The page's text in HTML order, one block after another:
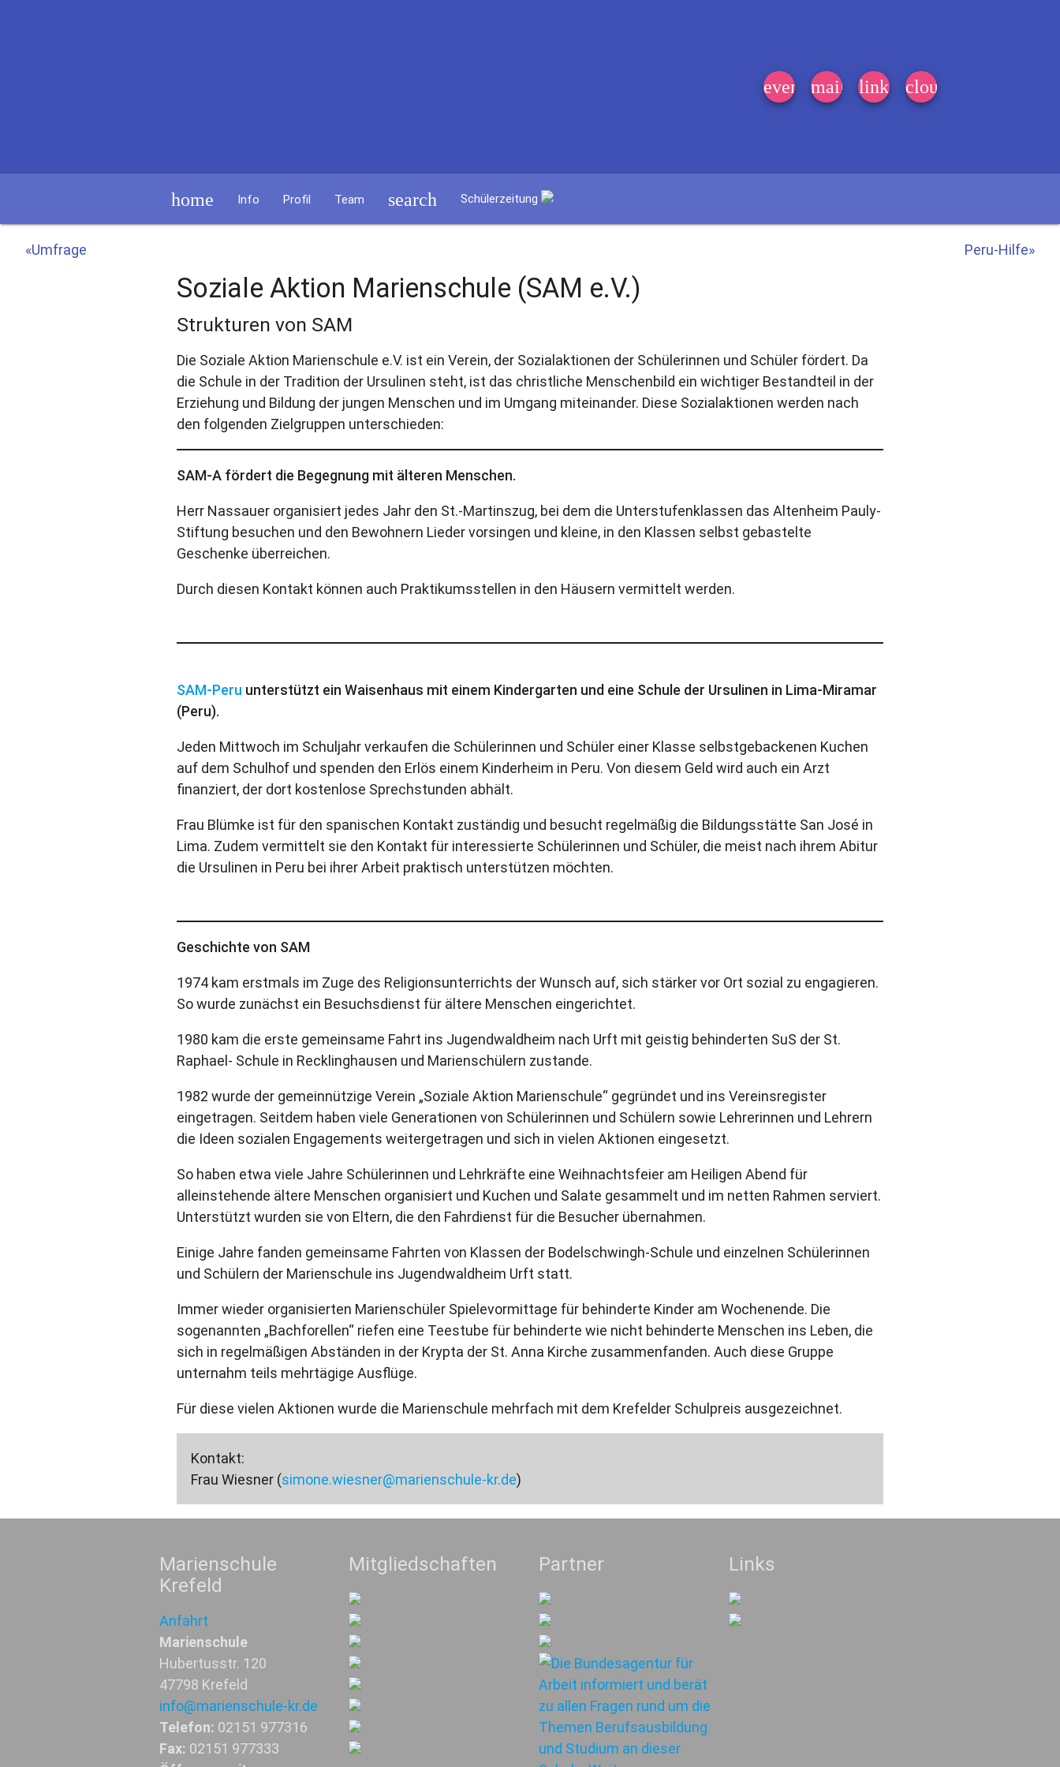
event_note
mail link cloud
home Info Profil Team search Schülerzeitung
«Umfrage Peru-Hilfe»
Soziale Aktion Marienschule (SAM e.V.)
Strukturen von SAM
Die Soziale Aktion Marienschule e.V. ist ein Verein, der Sozialaktionen der Schülerinnen und Schüler fördert. Da
die Schule in der Tradition der Ursulinen steht, ist das christliche Menschenbild ein wichtiger Bestandteil in der
Erziehung und Bildung der jungen Menschen und im Umgang miteinander. Diese Sozialaktionen werden nach
den folgenden Zielgruppen unterschieden:
SAM-A fördert die Begegnung mit älteren Menschen.
Herr Nassauer organisiert jedes Jahr den St.-Martinszug, bei dem die Unterstufenklassen das Altenheim Pauly-
Stiftung besuchen und den Bewohnern Lieder vorsingen und kleine, in den Klassen selbst gebastelte
Geschenke überreichen.
Durch diesen Kontakt können auch Praktikumsstellen in den Häusern vermittelt werden.
SAM-Peru unterstützt ein Waisenhaus mit einem Kindergarten und eine Schule der Ursulinen in Lima-Miramar
(Peru).
Jeden Mittwoch im Schuljahr verkaufen die Schülerinnen und Schüler einer Klasse selbstgebackenen Kuchen
auf dem Schulhof und spenden den Erlös einem Kinderheim in Peru. Von diesem Geld wird auch ein Arzt
finanziert, der dort kostenlose Sprechstunden abhält.
Frau Blümke ist für den spanischen Kontakt zuständig und besucht regelmäßig die Bildungsstätte San José in
Lima. Zudem vermittelt sie den Kontakt für interessierte Schülerinnen und Schüler, die meist nach ihrem Abitur
die Ursulinen in Peru bei ihrer Arbeit praktisch unterstützen möchten.
Geschichte von SAM
1974 kam erstmals im Zuge des Religionsunterrichts der Wunsch auf, sich stärker vor Ort sozial zu engagieren.
So wurde zunächst ein Besuchsdienst für ältere Menschen eingerichtet.
1980 kam die erste gemeinsame Fahrt ins Jugendwaldheim nach Urft mit geistig behinderten SuS der St.
Raphael- Schule in Recklinghausen und Marienschülern zustande.
1982 wurde der gemeinnützige Verein „Soziale Aktion Marienschule“ gegründet und ins Vereinsregister
eingetragen. Seitdem haben viele Generationen von Schülerinnen und Schülern sowie Lehrerinnen und Lehrern
die Ideen sozialen Engagements weitergetragen und sich in vielen Aktionen eingesetzt.
So haben etwa viele Jahre Schülerinnen und Lehrkräfte eine Weihnachtsfeier am Heiligen Abend für
alleinstehende ältere Menschen organisiert und Kuchen und Salate gesammelt und im netten Rahmen serviert.
Unterstützt wurden sie von Eltern, die den Fahrdienst für die Besucher übernahmen.
Einige Jahre fanden gemeinsame Fahrten von Klassen der Bodelschwingh-Schule und einzelnen Schülerinnen
und Schülern der Marienschule ins Jugendwaldheim Urft statt.
Immer wieder organisierten Marienschüler Spielevormittage für behinderte Kinder am Wochenende. Die
sogenannten „Bachforellen“ riefen eine Teestube für behinderte wie nicht behinderte Menschen ins Leben, die
sich in regelmäßigen Abständen in der Krypta der St. Anna Kirche zusammenfanden. Auch diese Gruppe
unternahm teils mehrtägige Ausflüge.
Für diese vielen Aktionen wurde die Marienschule mehrfach mit dem Krefelder Schulpreis ausgezeichnet.
Kontakt:
Frau Wiesner (simone.wiesner@marienschule-kr.de)
Marienschule
Krefeld
Anfahrt
Marienschule
Hubertusstr. 120
47798 Krefeld
info@marienschule-kr.de
Telefon: 02151 977316
Fax: 02151 977333
Mitgliedschaften Partner Links